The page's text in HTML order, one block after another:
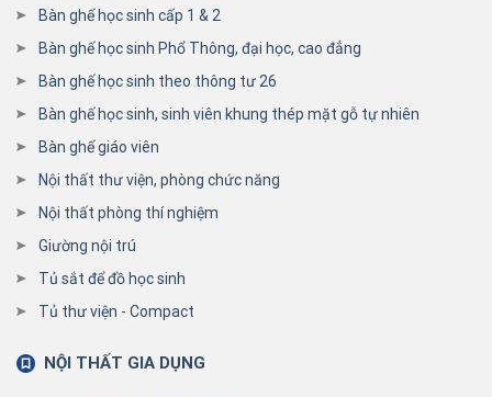
Bàn ghế học sinh cấp 1 & 2
Bàn ghế học sinh Phổ Thông, đại học, cao đẳng
Bàn ghế học sinh theo thông tư 26
Bàn ghế học sinh, sinh viên khung thép mặt gỗ tự nhiên
Bàn ghế giáo viên
Nội thất thư viện, phòng chức năng
Nội thất phòng thí nghiệm
Giường nội trú
Tủ sắt để đồ học sinh
Tủ thư viện - Compact
NỘI THẤT GIA DỤNG